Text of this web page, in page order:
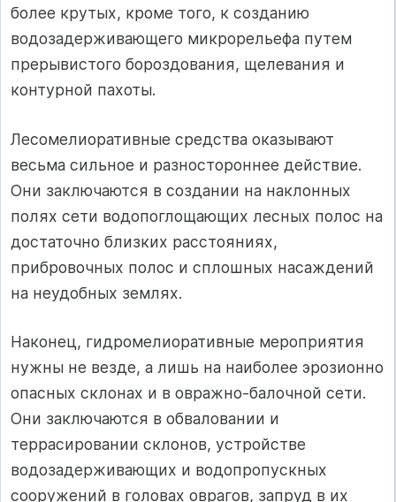
более крутых, кроме того, к созданию
водозадерживающего микрорельефа путем
прерывистого бороздования, щелевания и
контурной пахоты.
Лесомелиоративные средства оказывают
весьма сильное и разностороннее действие.
Они заключаются в создании на наклонных
полях сети водопоглощающих лесных полос на
достаточно близких расстояниях,
прибровочных полос и сплошных насаждений
на неудобных землях.
Наконец, гидромелиоративные мероприятия
нужны не везде, а лишь на наиболее эрозионно
опасных склонах и в овражно-балочной сети.
Они заключаются в обваловании и
террасировании склонов, устройстве
водозадерживающих и водопропускных
сооружений в головах оврагов, запруд в их